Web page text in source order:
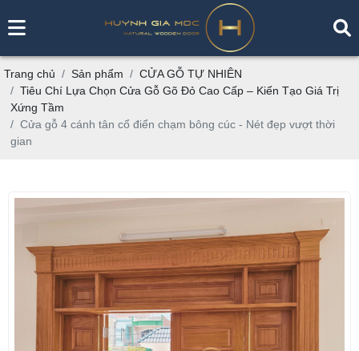
Trang chủ Sản phẩm
CỬA GỖ TỰ NHIÊN
Tiêu Chí Lựa Chọn Cửa Gỗ Gõ Đỏ Cao Cấp – Kiến Tạo Giá Trị
Xứng Tầm
Cửa gỗ 4 cánh tân cổ điển chạm bông cúc - Nét đẹp vượt thời
gian